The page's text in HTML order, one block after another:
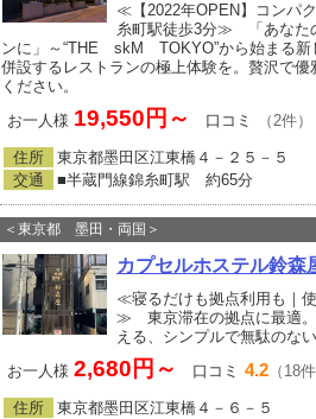
≪【2022年OPEN】コンパ
糸町駅徒歩3分≫ 「あなた
ンに」～“THE skM TOKYO”から始まる
併設するレストランの極上体験を。贅沢で
ください。
お一人様 19,550円～ 口コミ （2件）
住所
東京都墨田区江東橋４－２５－５
交通
■半蔵門線錦糸町駅 約65分
＜東京都 墨田・両国＞
カプセルホステル鈴森
≪寝るだけも拠点利用も｜
≫ 東京滞在の拠点に最適。
える、シンプルで無駄のな
お一人様 2,680円～ 口コミ 4.2 （18件
住所 東京都墨田区江東橋４－６－５